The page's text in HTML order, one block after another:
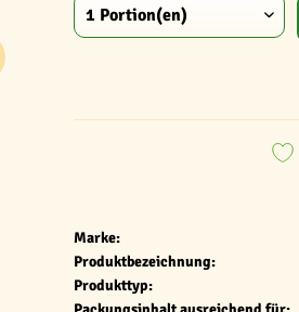
Marke:
Produktbezeichnung:
Produkttyp: